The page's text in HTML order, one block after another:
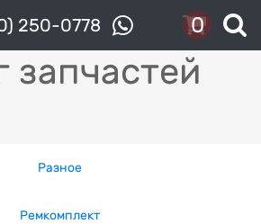
250-0778 0
запчастей
Разное
Ремкомплект